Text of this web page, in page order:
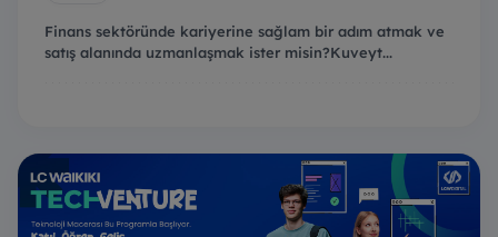
Finans sektöründe kariyerine sağlam bir adım atmak ve
satış alanında uzmanlaşmak ister misin?Kuveyt...